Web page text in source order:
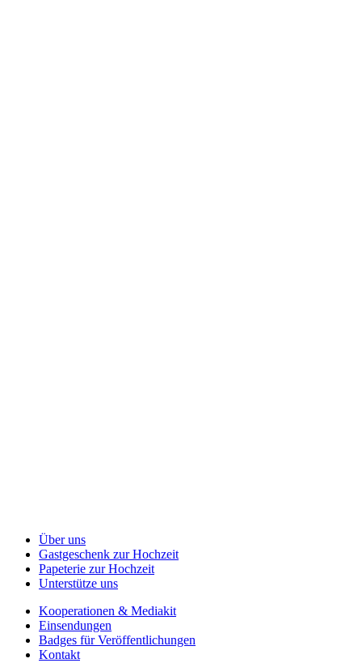
Über uns
Gastgeschenk zur Hochzeit
Papeterie zur Hochzeit
Unterstütze uns
Kooperationen & Mediakit
Einsendungen
Badges für Veröffentlichungen
Kontakt